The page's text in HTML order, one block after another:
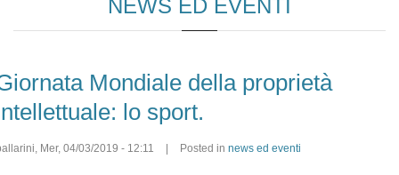
NEWS ED EVENTI
Mondiale della proprietà
lo sport.
, Mer, 04/03/2019 - 12:11 Posted in news ed eventi